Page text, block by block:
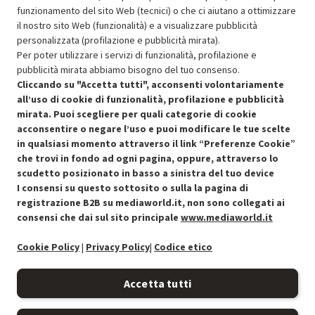
Aggiungi al carrello
SCONTO RICONDIZIONATI
Approfitta dello sconto del 50% sul prodotto ricondizionato.
Condizioni generali di vendita Recedere dal contratto qui
funzionamento del sito Web (tecnici) o che ci aiutano a ottimizzare
il nostro sito Web (funzionalità) e a visualizzare pubblicità
personalizzata (profilazione e pubblicità mirata).
Per poter utilizzare i servizi di funzionalità, profilazione e
pubblicità mirata abbiamo bisogno del tuo consenso.
Cliccando su "Accetta tutti", acconsenti volontariamente
all’uso di cookie di funzionalità, profilazione e pubblicità
mirata. Puoi scegliere per quali categorie di cookie
acconsentire o negare l’uso e puoi modificare le tue scelte
in qualsiasi momento attraverso il link “Preferenze Cookie”
che trovi in fondo ad ogni pagina, oppure, attraverso lo
scudetto posizionato in basso a sinistra del tuo device
I consensi su questo sottosito o sulla la pagina di
registrazione B2B su mediaworld.it, non sono collegati ai
consensi che dai sul sito principale www.mediaworld.it
Cookie Policy| Privacy Policy| Codice etico
Accetta tutti